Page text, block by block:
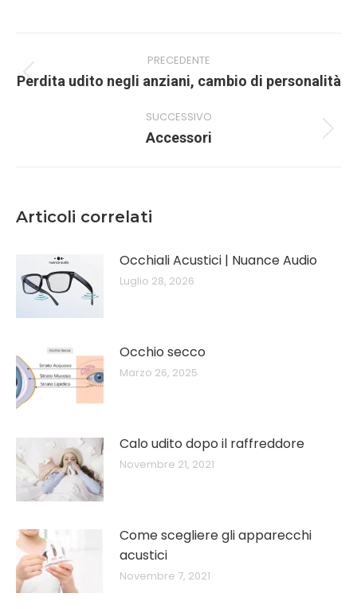
tra
i
PRECEDENTE
Post
Perdita udito negli anziani, cambio di personalità
SUCCESSIVO
Prossimo
Accessori
Articoli correlati
Occhiali Acustici | Nuance Audio
Luglio 28, 2026
Occhio secco
Marzo 26, 2025
Calo udito dopo il raffreddore
Novembre 21, 2021
Come scegliere gli apparecchi
acustici
Novembre 7, 2021